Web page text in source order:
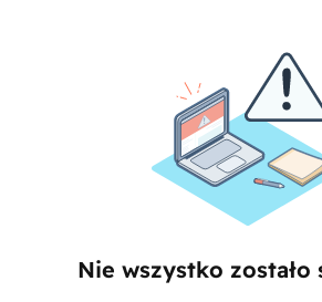
Nie wszystko zostało